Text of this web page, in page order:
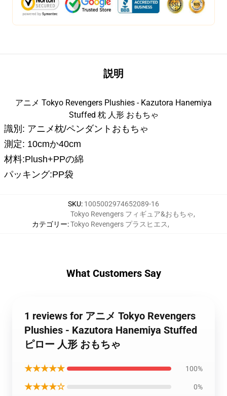
説明
アニメ Tokyo Revengers Plushies - Kazutora Hanemiya
Stuffed 枕 人形 おもちゃ
識別: アニメ枕/ペンダントおもちゃ
測定: 10cmか40cm
材料:Plush+PPの綿
パッキング:PP袋
SKU: 1005002974652089-16
カテゴリー:
Tokyo Revengers フィギュア&おもちゃ,
Tokyo Revengers プラスヒエス,
What Customers Say
1 reviews for アニメ Tokyo Revengers
Plushies - Kazutora Hanemiya Stuffed
ピロー 人形 おもちゃ
★★★★★ 100%
★★★★☆ 0%